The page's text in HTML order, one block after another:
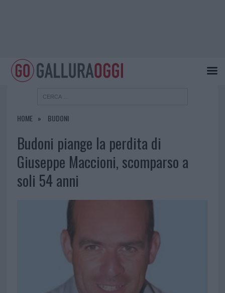
HOME BUDONI
Budoni piange la perdita di
Giuseppe Maccioni, scomparso a
soli 54 anni